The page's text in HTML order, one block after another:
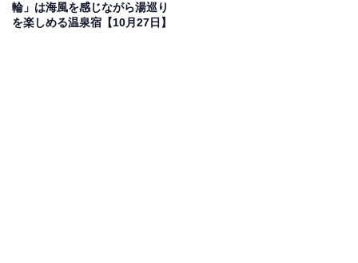
この宿泊施設のおすすめポイントは？
輪」は海風を感じながら湯巡り
を楽しめる温泉宿【10月27日】